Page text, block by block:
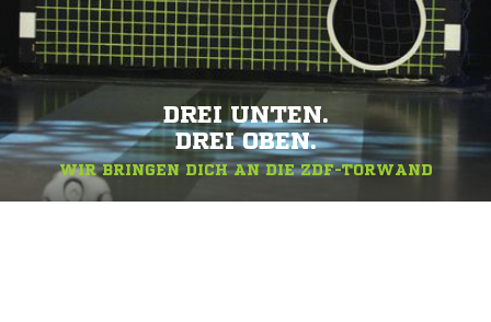
DREI UNTEN.
DREI OBEN.
WIR BRINGEN DICH AN DIE ZDF-TORWAND